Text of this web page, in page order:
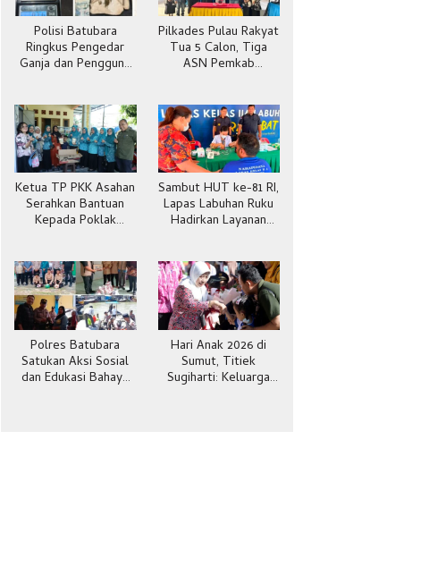
Polisi Batubara
Ringkus Pengedar
Ganja dan Pengguna
Pilkades Pulau Rakyat
Tua 5 Calon, Tiga
ASN Pemkab
Ketua TP PKK Asahan
Serahkan Bantuan
Kepada Poklak
Sambut HUT ke-81 RI,
Lapas Labuhan Ruku
Hadirkan Layanan
Polres Batubara
Satukan Aksi Sosial
dan Edukasi Bahaya
Hari Anak 2026 di
Sumut, Titiek
Sugiharti: Keluarga